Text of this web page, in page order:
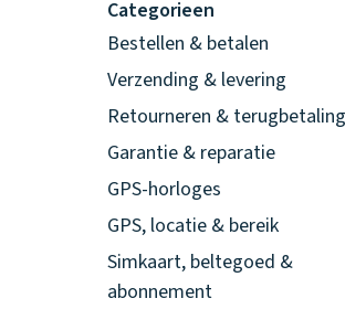
Categorieen
Bestellen & betalen
Verzending & levering
Retourneren &
Garantie & reparatie
GPS-horloges
GPS, locatie & bereik
Simkaart, beltegoed &
abonnement